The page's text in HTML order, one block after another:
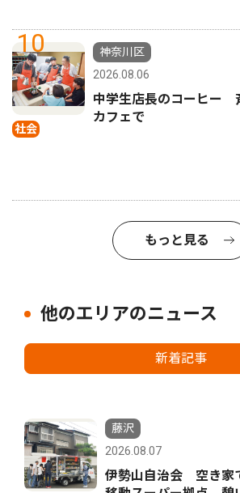
10
社会
神奈川区
2026.08.06
中学生店長のコーヒー
カフェで
もっと見る
他のエリアのニュース
新着記事
藤沢
2026.08.07
伊勢山自治会 空き家